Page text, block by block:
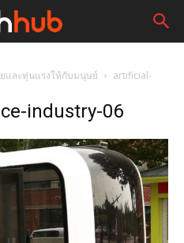
และทุ่นแรงให้กับมนุษย์
artificial-
industry-06